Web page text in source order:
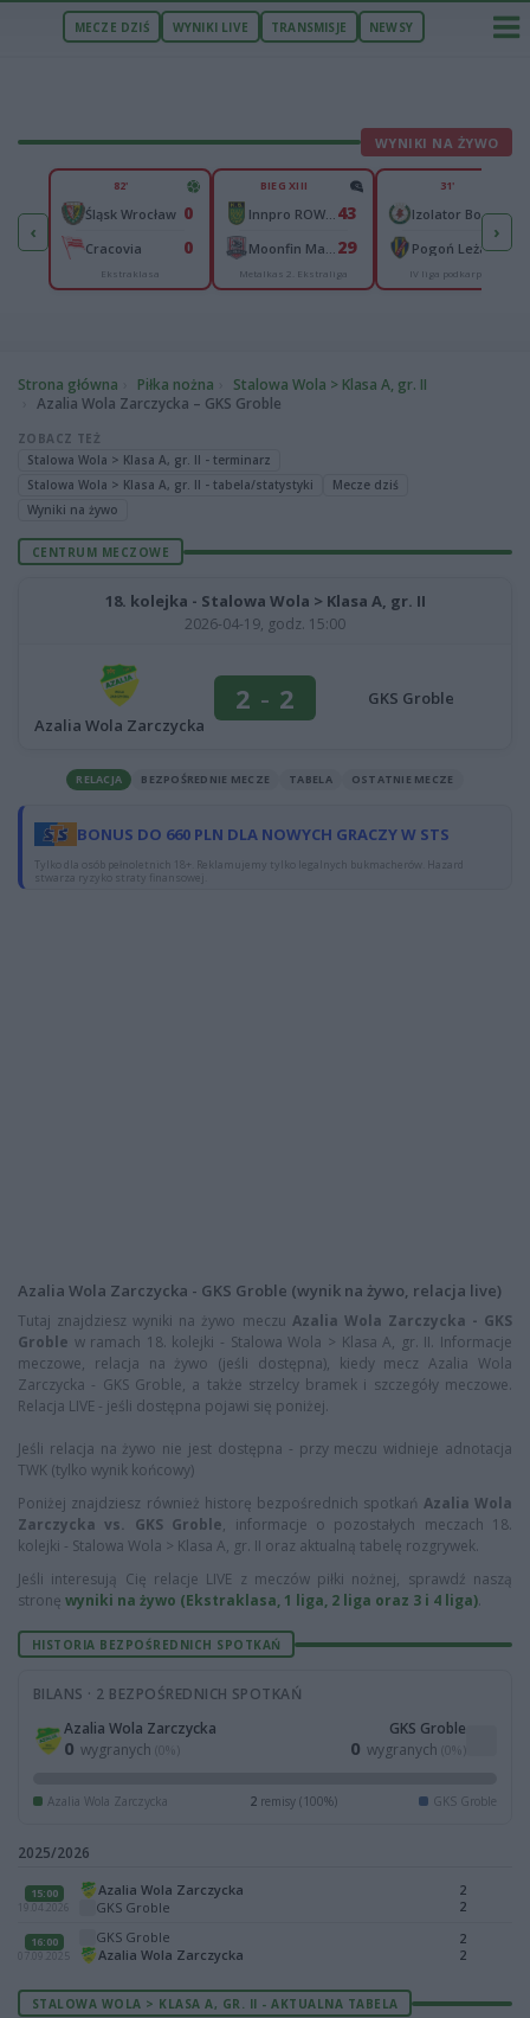
MECZE DZIŚ WYNIKI LIVE TRANSMISJE NEWSY
WYNIKI NA ŻYWO
‹
3
0
82'
Śląsk Wrocław 0
Cracovia 0
Ekstraklasa
BIEG XIII
43
29
Metalkas 2. Ekstraliga
31'
Izolator Boguchwała 0
Pogoń Leżajsk 0
IV liga podkarpacka
›
Strona główna Piłka nożna
Stalowa Wola > Klasa A, gr. II
Azalia Wola Zarczycka – GKS Groble
ZOBACZ TEŻ
Stalowa Wola > Klasa A, gr. II - terminarz
Stalowa Wola > Klasa A, gr. II - tabela/statystyki
Mecze dziś
Wyniki na żywo
CENTRUM MECZOWE
18. kolejka - Stalowa Wola > Klasa A, gr. II
2026-04-19, godz. 15:00
Azalia Wola Zarczycka
2 - 2 GKS Groble
RELACJA BEZPOŚREDNIE MECZE TABELA OSTATNIE MECZE
BONUS DO 660 PLN DLA NOWYCH GRACZY W STS
Tylko dla osób pełnoletnich 18+. Reklamujemy tylko legalnych bukmacherów. Hazard
stwarza ryzyko straty finansowej.
Azalia Wola Zarczycka - GKS Groble (wynik na żywo, relacja live)
Tutaj znajdziesz wyniki na żywo meczu Azalia Wola Zarczycka - GKS
Groble w ramach 18. kolejki - Stalowa Wola > Klasa A, gr. II. Informacje
meczowe, relacja na żywo (jeśli dostępna), kiedy mecz Azalia Wola
Zarczycka - GKS Groble, a także strzelcy bramek i szczegóły meczowe.
Relacja LIVE - jeśli dostępna pojawi się poniżej.
Jeśli relacja na żywo nie jest dostępna - przy meczu widnieje adnotacja
TWK (tylko wynik końcowy)
Poniżej znajdziesz również historę bezpośrednich spotkań Azalia Wola
Zarczycka vs. GKS Groble, informacje o pozostałych meczach 18.
kolejki - Stalowa Wola > Klasa A, gr. II oraz aktualną tabelę rozgrywek.
Jeśli interesują Cię relacje LIVE z meczów piłki nożnej, sprawdź naszą
stronę wyniki na żywo (Ekstraklasa, 1 liga, 2 liga oraz 3 i 4 liga).
HISTORIA BEZPOŚREDNICH SPOTKAŃ
BILANS · 2 BEZPOŚREDNICH SPOTKAŃ
Azalia Wola Zarczycka
0 wygranych (0%)
GKS Groble
0 wygranych (0%)
Azalia Wola Zarczycka 2 remisy (100%) GKS Groble
2025/2026
15:00
19.04.2026
Azalia Wola Zarczycka
GKS Groble
2
2
16:00
07.09.2025
GKS Groble
Azalia Wola Zarczycka
2
2
STALOWA WOLA > KLASA A, GR. II - AKTUALNA TABELA